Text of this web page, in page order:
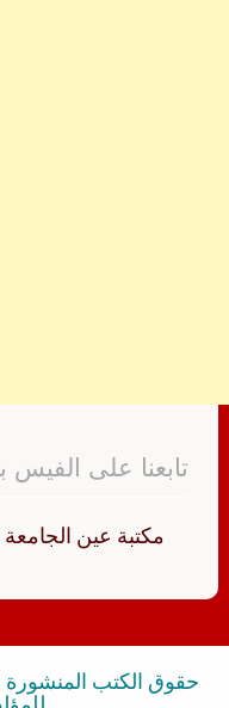
تابعنا على الفيس
‏مكتبة عين الجامعة‏
حقوق الكتب